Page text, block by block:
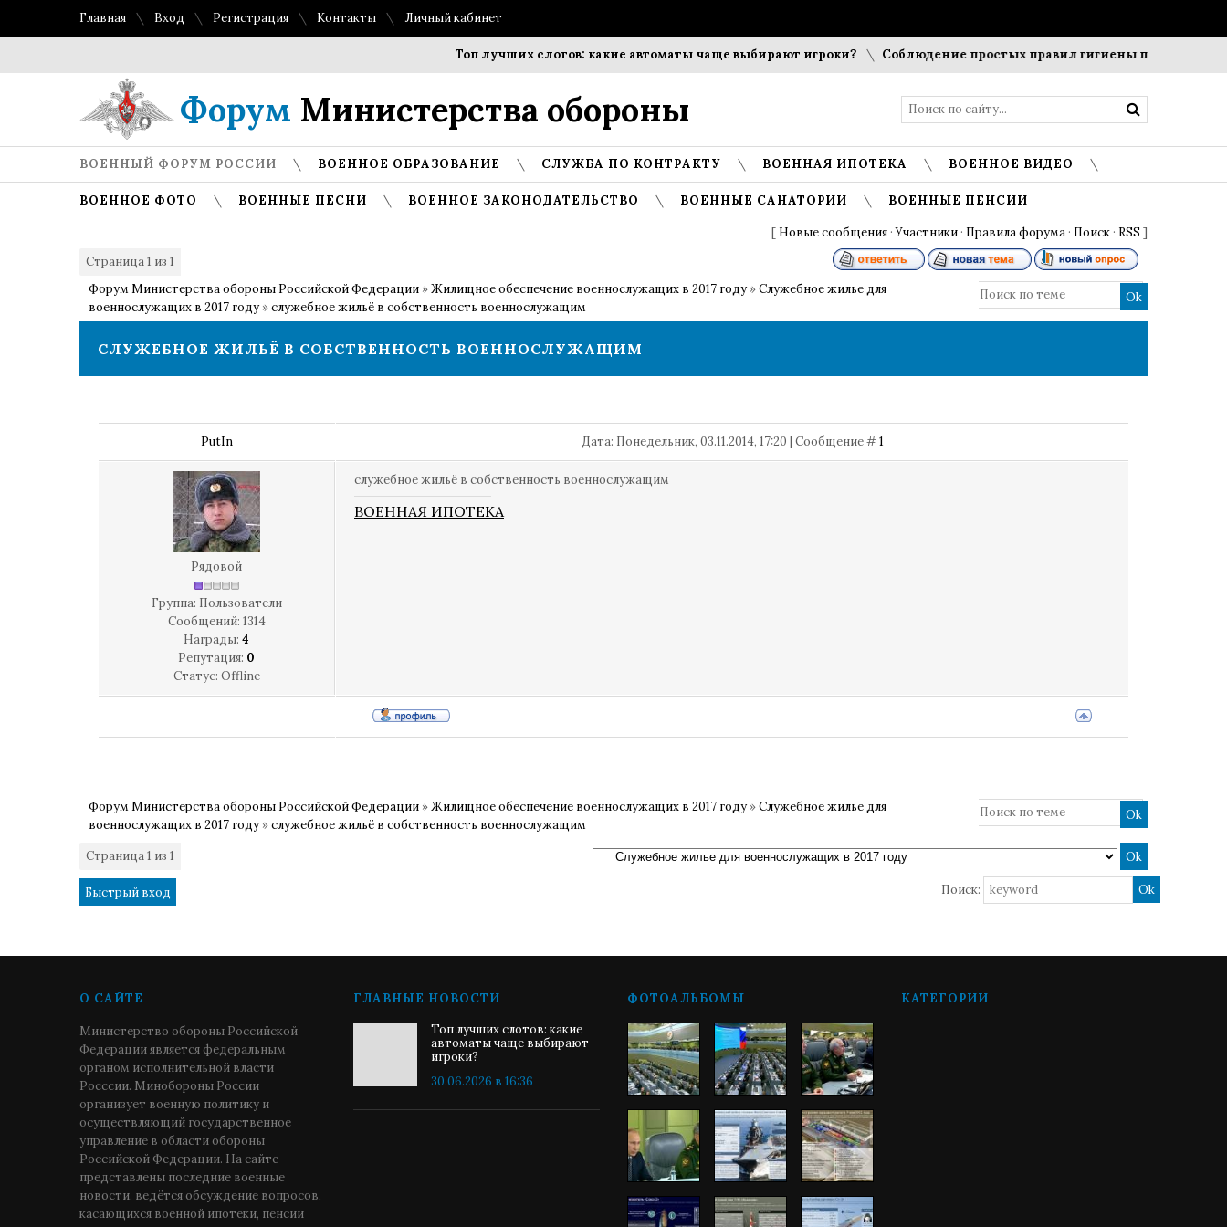
Главная Вход Регистрация Контакты Личный кабинет
Топ лучших слотов: какие автоматы чаще выбирают игроки? Соблюдение простых правил гигиены помогает
Форум Министерства обороны
ВОЕННЫЙ ФОРУМ РОССИИ ВОЕННОЕ ОБРАЗОВАНИЕ СЛУЖБА ПО КОНТРАКТУ ВОЕННАЯ ИПОТЕКА ВОЕННОЕ ВИДЕО
ВОЕННОЕ ФОТО ВОЕННЫЕ ПЕСНИ ВОЕННОЕ ЗАКОНОДАТЕЛЬСТВО ВОЕННЫЕ САНАТОРИИ ВОЕННЫЕ ПЕНСИИ
[ Новые сообщения ·Участники · Правила форума · Поиск · RSS ]
Страница1 из 1
Форум Министерства обороны Российской Федерации »Жилищное обеспечение военнослужащих в 2017 году »Служебное жилье для
военнослужащих в 2017 году »служебное жильё в собственность военнослужащим
СЛУЖЕБНОЕ ЖИЛЬЁ В СОБСТВЕННОСТЬ ВОЕННОСЛУЖАЩИМ
PutIn Дата: Понедельник, 03.11.2014, 17:20 | Сообщение #1
Рядовой
Группа: Пользователи
Сообщений: 1314
Награды: 4
Репутация: 0
Статус: Offline
служебное жильё в собственность военнослужащим
ВОЕННАЯ ИПОТЕКА
Форум Министерства обороны Российской Федерации »Жилищное обеспечение военнослужащих в 2017 году »Служебное жилье для
военнослужащих в 2017 году »служебное жильё в собственность военнослужащим
Страница1 из 1
Поиск:
О САЙТЕ
Министерство обороны Российской
Федерации является федеральным
органом исполнительной власти
Росссии. Минобороны России
организует военную политику и
осуществляющий государственное
управление в области обороны
Российской Федерации. На сайте
представлены последние военные
новости, ведётся обсуждение вопросов,
касающихся военной ипотеки, пенсии
ГЛАВНЫЕ НОВОСТИ
Топ лучших слотов: какие
автоматы чаще выбирают
игроки?
30.06.2026 в 16:36
ФОТОАЛЬБОМЫ КАТЕГОРИИ